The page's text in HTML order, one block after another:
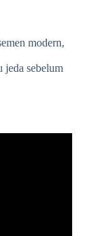
modern,
jeda sebelum